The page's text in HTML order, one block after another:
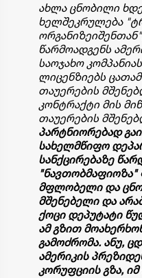
ახლა ცნობილი
ხელშეკრულება
წარმოადგენს
საოჯახო
ლიცენზიებს
თაუერების
კონტრაქტი მის
თაუერების
პარტნიორებად
სახელმწიფო
სანქცირებაზე
"ნავთობმაფიოზა"
მფლობელი და
მშენებელი და
ქოცი დეპუტატი
ამ გზით
გამოძრომა. ანუ,
ამერიკის
კორუფციის გზა, იმ